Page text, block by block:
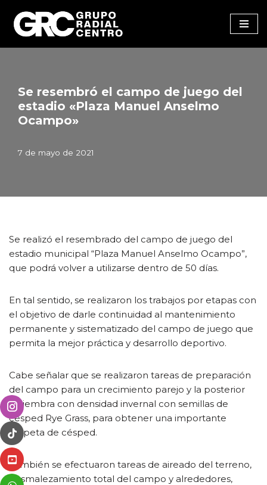
Saltar
al
Se resembró el campo de juego del
estadio «Plaza Manuel Anselmo
Ocampo»
7 de mayo de 2021
Se realizó el resembrado del campo de juego del
estadio municipal “Plaza Manuel Anselmo Ocampo”,
que podrá volver a utilizarse dentro de 50 días.
En tal sentido, se realizaron los trabajos por etapas con
el objetivo de darle continuidad al mantenimiento
permanente y sistematizado del campo de juego que
permita la mejor práctica y desarrollo deportivo.
Cabe señalar que se realizaron tareas de preparación
del campo para un crecimiento parejo y la posterior
resiembra con densidad invernal con semillas de
césped Rye Grass, para obtener una importante
carpeta de césped.
También se efectuaron tareas de aireado del terreno,
desmalezamiento total del campo y alrededores,